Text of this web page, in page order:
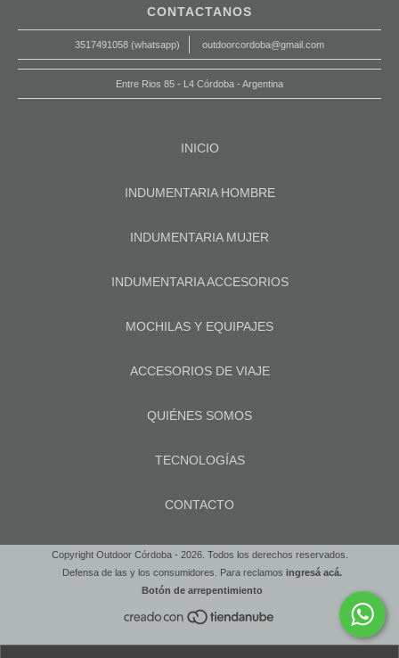
CONTACTANOS
3517491058 (whatsapp) outdoorcordoba@gmail.com
Entre Rios 85 - L4 Córdoba - Argentina
INICIO
INDUMENTARIA HOMBRE
INDUMENTARIA MUJER
INDUMENTARIA ACCESORIOS
MOCHILAS Y EQUIPAJES
ACCESORIOS DE VIAJE
QUIÉNES SOMOS
TECNOLOGÍAS
CONTACTO
Copyright Outdoor Córdoba - 2026. Todos los derechos reservados.
Defensa de las y los consumidores. Para reclamos ingresá acá.
Botón de arrepentimiento